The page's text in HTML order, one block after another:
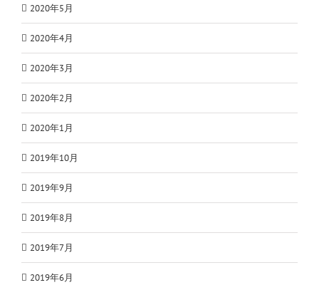
2020年5月
2020年4月
2020年3月
2020年2月
2020年1月
2019年10月
2019年9月
2019年8月
2019年7月
2019年6月